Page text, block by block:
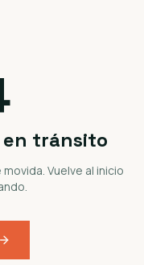
en tránsito
Vuelve al inicio